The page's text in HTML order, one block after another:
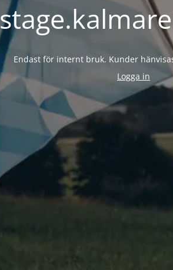
Endast för internt bruk. Kunder
Logga in